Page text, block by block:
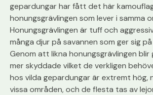
gepardungar har fått det här
honungsgrävlingen som lever i samma
Honungsgrävlingen är tuff och
många djur på savannen som ger sig
Genom att likna honungsgrävlingen blir
mer skyddade vilket de verkligen
hos vilda gepardungar är extremt hög,
vissa områden, och de flesta tas av